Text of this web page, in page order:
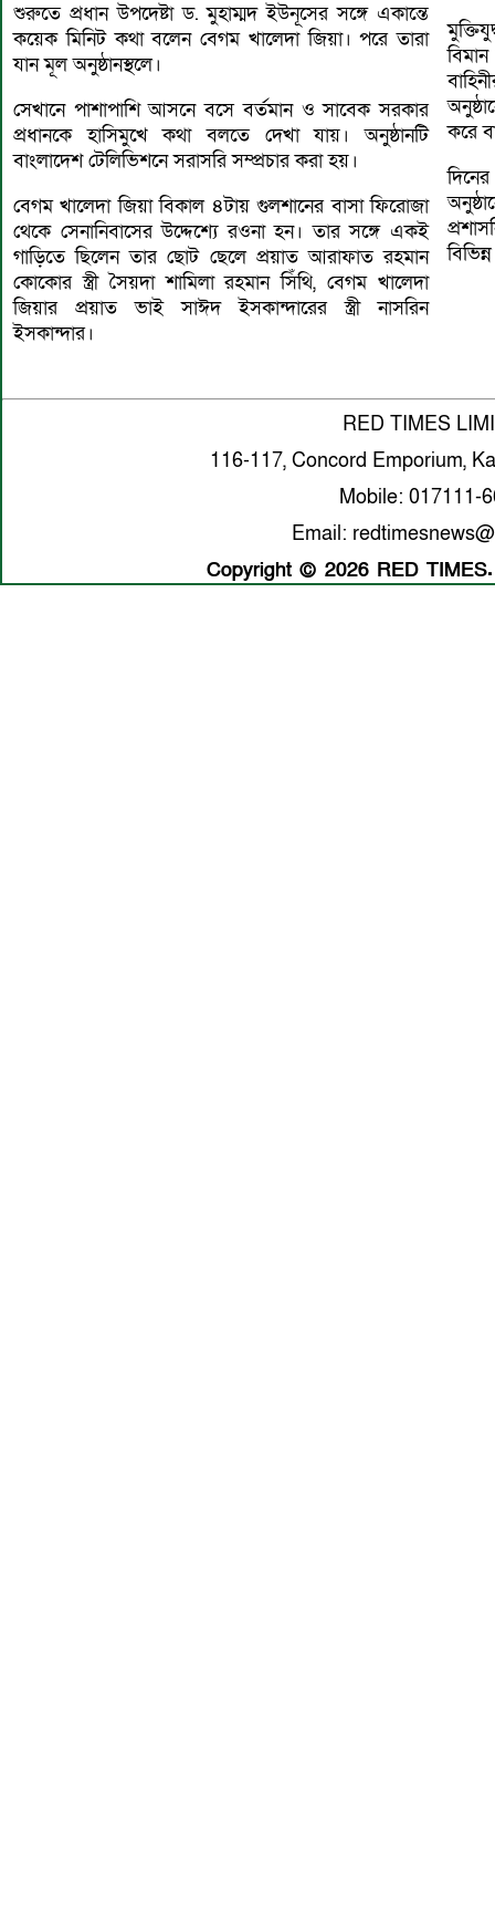
শুরুতে প্রধান উপদেষ্টা ড. মুহাম্মদ ইউনূসের সঙ্গে একান্তে
কয়েক মিনিট কথা বলেন বেগম খালেদা জিয়া। পরে তারা
যান মূল অনুষ্ঠানস্থলে।
সেখানে পাশাপাশি আসনে বসে বর্তমান ও সাবেক সরকার
প্রধানকে হাসিমুখে কথা বলতে দেখা যায়। অনুষ্ঠানটি
বাংলাদেশ টেলিভিশনে সরাসরি সম্প্রচার করা হয়।
বেগম খালেদা জিয়া বিকাল ৪টায় গুলশানের বাসা ফিরোজা
থেকে সেনানিবাসের উদ্দেশ্যে রওনা হন। তার সঙ্গে একই
গাড়িতে ছিলেন তার ছোট ছেলে প্রয়াত আরাফাত রহমান
কোকোর স্ত্রী সৈয়দা শামিলা রহমান সিঁথি, বেগম খালেদা
জিয়ার প্রয়াত ভাই সাঈদ ইসকান্দারের স্ত্রী নাসরিন
ইসকান্দার।
করে
RED TIMES
116-117, Concord Emporium,
Mobile: 017111-
Email:
Copyright © 2026 RED